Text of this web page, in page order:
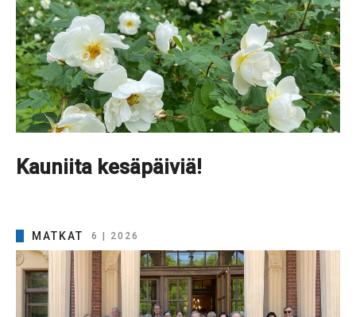
Kauniita kesäpäiviä!
MATKAT 6 | 2026